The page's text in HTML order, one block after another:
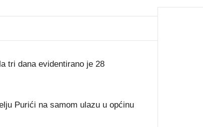
tri dana evidentirano je 28
Purići na samom ulazu u općinu